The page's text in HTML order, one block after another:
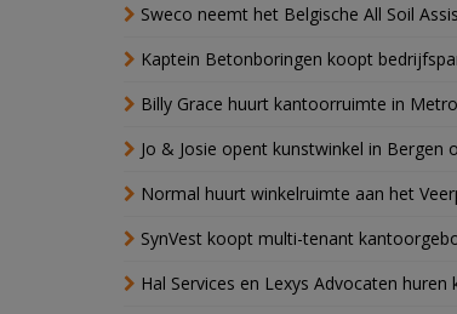
Sweco neemt het Belgische All Soil
Kaptein Betonboringen koopt
Billy Grace huurt kantoorruimte in
Jo & Josie opent kunstwinkel in Bergen
Normal huurt winkelruimte aan het
SynVest koopt multi-tenant
Hal Services en Lexys Advocaten